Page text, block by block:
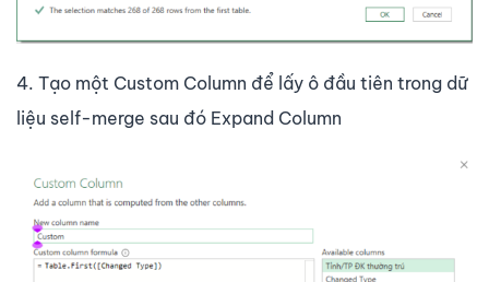
4. Tạo một Custom Column để lấy ô đầu tiên trong dữ
liệu self-merge sau đó Expand Column